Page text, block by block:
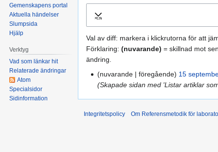
Visa
Val av diff: markera i klickrutorna för att
Förklaring: (nuvarande) = skillnad mot
ändring.
nuvarande
föregående
15
Skapade sidan med 'Listar artiklar
Gemenskapens portal
Aktuella händelser
Slumpsida
Hjälp
Verktyg
Vad som länkar hit
Relaterade ändringar
Atom
Specialsidor
Sidinformation
Integritetspolicy Om Referensmetodik för